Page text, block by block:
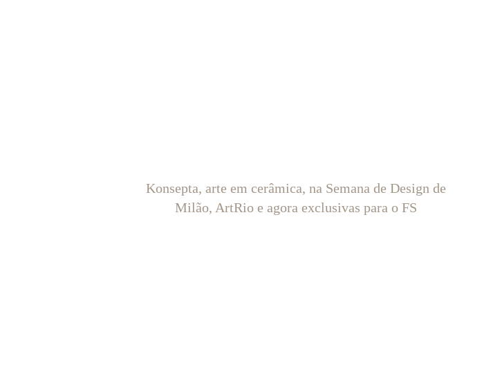
Konsepta, arte em cerâmica, na Semana de Design de
Milão, ArtRio e agora exclusivas para o FS